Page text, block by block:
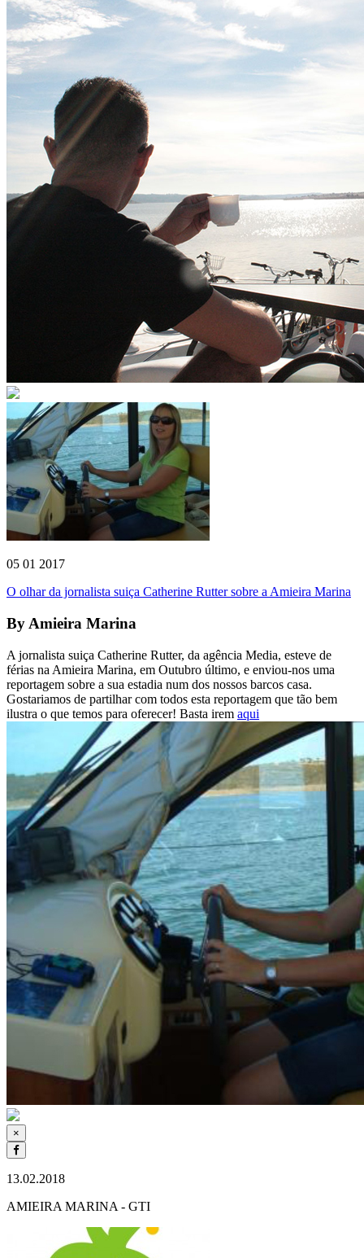
05 01 2017
O olhar da jornalista suiça Catherine Rutter sobre a Amieira Marina
By Amieira Marina
A jornalista suiça Catherine Rutter, da agência Media, esteve de
férias na Amieira Marina, em Outubro último, e enviou-nos uma
reportagem sobre a sua estadia num dos nossos barcos casa.
Gostariamos de partilhar com todos esta reportagem que tão bem
ilustra o que temos para oferecer! Basta irem aqui
×
13.02.2018
AMIEIRA MARINA - GTI